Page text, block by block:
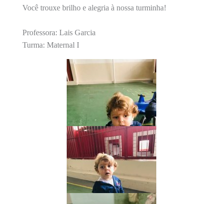
Você trouxe brilho e alegria à nossa turminha!
Professora: Lais Garcia
Turma: Maternal I